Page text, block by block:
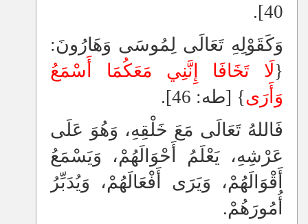
40].
وَكَقَوْلِهِ تَعَالَى لِمُوسَى وَهَارُونَ:
{لَا تَخَافَا إِنَّنِي مَعَكُمَا أَسْمَعُ
وَأَرَى} [طه: 46].
فَاللهُ تَعَالَى مَعَ خَلْقِهِ، وَهُوَ عَلَى
عَرْشِهِ، يَعْلَمُ أَحْوَالَهُمْ، وَيَسْمَعُ
أَقْوَالَهُمْ، وَيَرَى أَفْعَالَهُمْ، وَيُدَبِّرُ
أُمُورَهُمْ.